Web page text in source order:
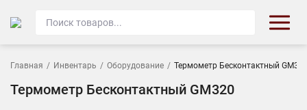
Главная / Инвентарь / Оборудование / Термометр Бесконтактный
Термометр Бесконтактный GM320